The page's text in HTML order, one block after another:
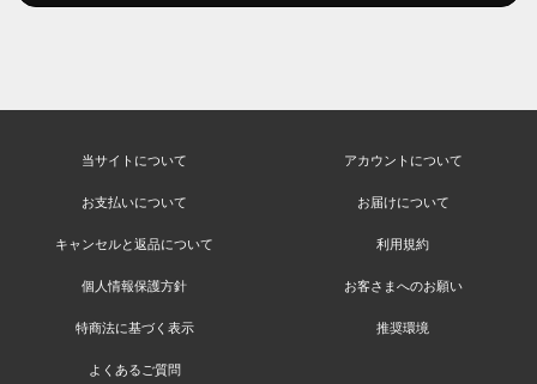
当サイトについて アカウントについて
お支払いについて お届けについて
キャンセルと返品について 利用規約
個人情報保護方針 お客さまへのお願い
特商法に基づく表示 推奨環境
よくあるご質問